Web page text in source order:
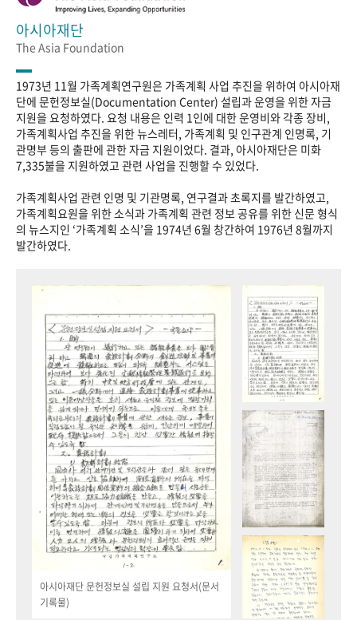
아시아재단
The Asia Foundation
1973년 11월 가족계획연구원은 가족계획 사업 추진을 위하여 아시아재
단에 문헌정보실(Documentation Center) 설립과 운영을 위한 자금
지원을 요청하였다. 요청 내용은 인력 1인에 대한 운영비와 각종 장비,
가족계획사업 추진을 위한 뉴스레터, 가족계획 및 인구관계 인명록, 기
관명부 등의 출판에 관한 자금 지원이었다. 결과, 아시아재단은 미화
7,335불을 지원하였고 관련 사업을 진행할 수 있었다.
가족계획사업 관련 인명 및 기관명록, 연구결과 초록지를 발간하였고,
가족계획요원을 위한 소식과 가족계획 관련 정보 공유를 위한 신문 형식
의 뉴스지인 ‘가족계획 소식’을 1974년 6월 창간하여 1976년 8월까지
발간하였다.
아시아재단 문헌정보실 설립 지원 요청서(문서
기록물)